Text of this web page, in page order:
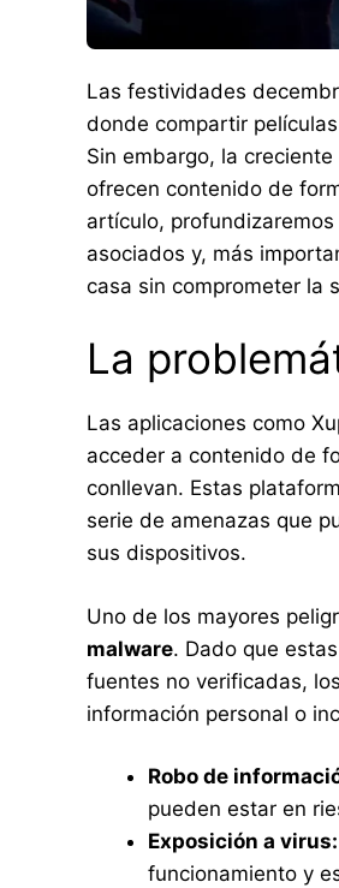
Las festividades
donde compartir
Sin embargo, la
ofrecen contenido de
artículo,
asociados y, más
casa sin comprometer la
La
Las aplicaciones como
acceder a contenido de
conllevan. Estas
serie de amenazas que
sus dispositivos.
Uno de los mayores
malware. Dado que
fuentes no verificadas,
información personal o
Robo de
pueden estar en
Exposición a virus:
funcionamiento y